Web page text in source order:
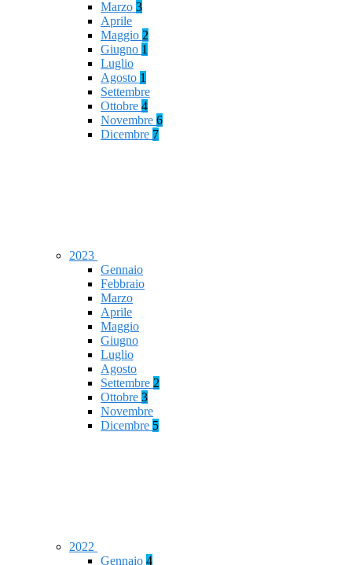
Marzo 3
Aprile
Maggio 2
Giugno 1
Luglio
Agosto 1
Settembre
Ottobre 4
Novembre 6
Dicembre 7
2023
Gennaio
Febbraio
Marzo
Aprile
Maggio
Giugno
Luglio
Agosto
Settembre 2
Ottobre 3
Novembre
Dicembre 5
2022
Gennaio 4